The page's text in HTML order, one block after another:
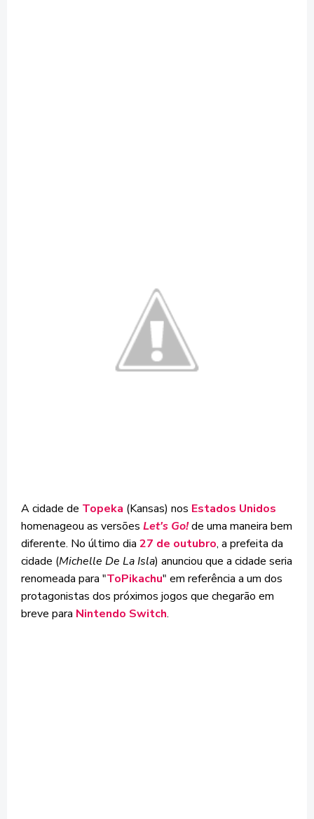
A cidade de Topeka (Kansas) nos Estados Unidos
homenageou as versões Let's Go!de uma maneira bem
diferente. No último dia 27 de outubro, a prefeita da
cidade (Michelle De La Isla) anunciou que a cidade seria
renomeada para "ToPikachu" em referência a um dos
protagonistas dos próximos jogos que chegarão em
breve para Nintendo Switch.